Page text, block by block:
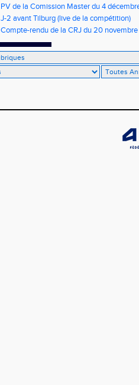
PV de la Comission Master du 4
J-2 avant Tilburg (live de la compétition)
Compte-rendu de la CRJ du 20 novembre